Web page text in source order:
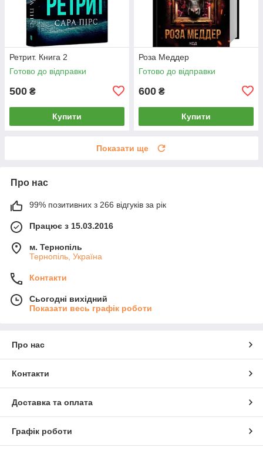
Ретрит. Книга 2
Готово до відправки
500 ₴
Купити
Роза Меддер
Готово до відправки
600 ₴
Купити
Показати ще
Про нас
99% позитивних з 266 відгуків за рік
Працює з 15.03.2016
м. Тернопіль
Тернопіль, Україна
Контакти
Сьогодні вихідний
Показати весь графік роботи
Про нас
Контакти
Доставка та оплата
Графік роботи